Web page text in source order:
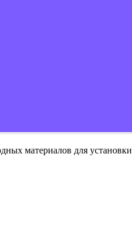
материалов для установки